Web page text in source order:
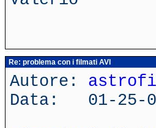
Re: problema con i filmati AVI
Autore:
Data: 01-25-